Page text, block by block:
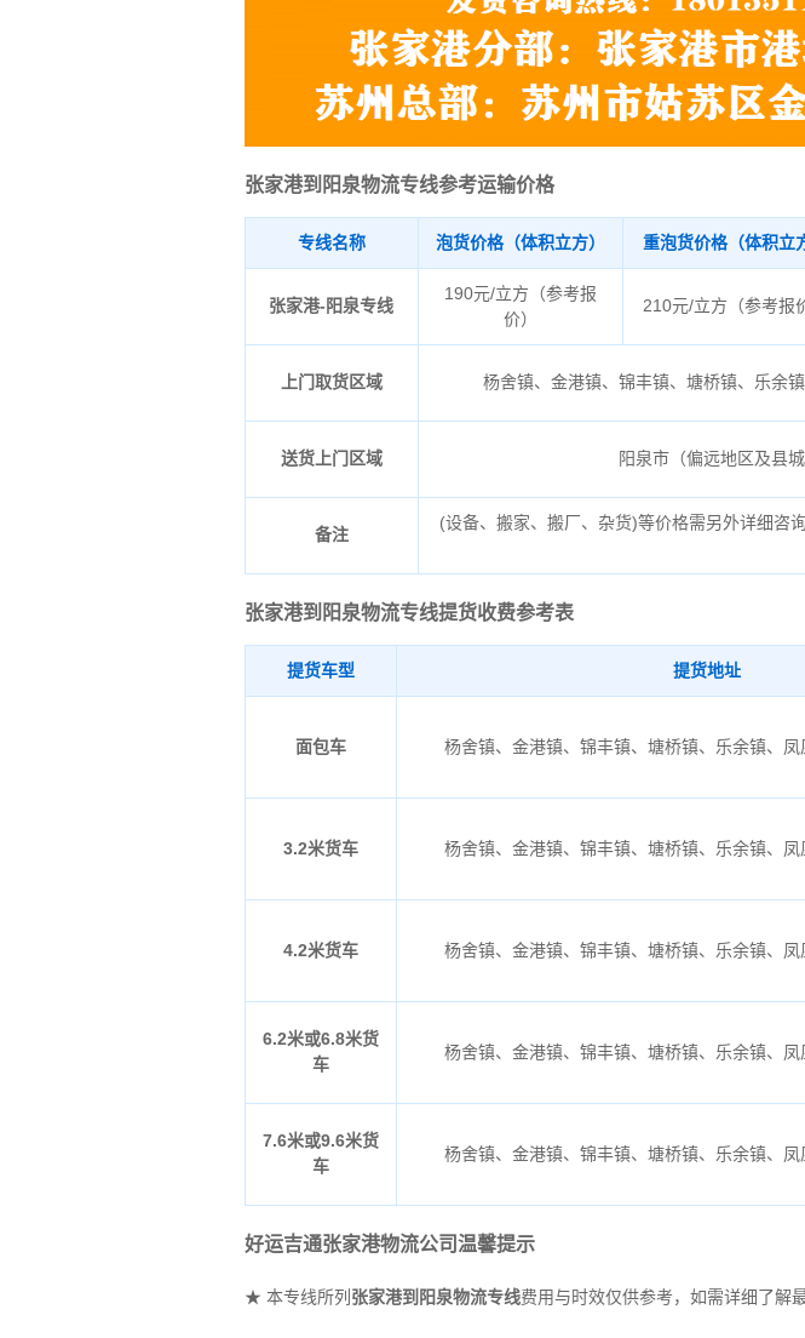
张家港到阳泉物流专线参考运输价格
专线名称 泡货价格（体积立方） 重泡货价格（体积立
张家港-阳泉专线
190元/立方（参考报
价）
210元/立方（参考报
上门取货区域 杨舍镇、金港镇、锦丰镇、塘桥镇、乐余
送货上门区域 阳泉市（偏远地区及县城
备注
(设备、搬家、搬厂、杂货)等价格需另外详细咨
张家港到阳泉物流专线提货收费参考表
提货车型 提货地址
面包车 杨舍镇、金港镇、锦丰镇、塘桥镇、乐余镇、
3.2米货车 杨舍镇、金港镇、锦丰镇、塘桥镇、乐余镇、
4.2米货车 杨舍镇、金港镇、锦丰镇、塘桥镇、乐余镇、
6.2米或6.8米货
车
杨舍镇、金港镇、锦丰镇、塘桥镇、乐余镇、
7.6米或9.6米货
车
杨舍镇、金港镇、锦丰镇、塘桥镇、乐余镇、
好运吉通张家港物流公司温馨提示
★ 本专线所列 张家港到阳泉物流专线费用与时效仅供参考，如需详细了解